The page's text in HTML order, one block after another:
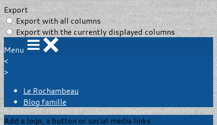
Export
Export with all columns
Export with the currently displayed columns
Menu
<
>
Le Rochambeau
Blog famille
Add a logo, a button or social media links